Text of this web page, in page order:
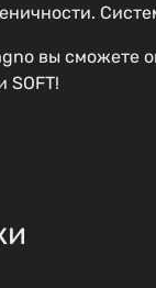
вы сможете
SOFT!